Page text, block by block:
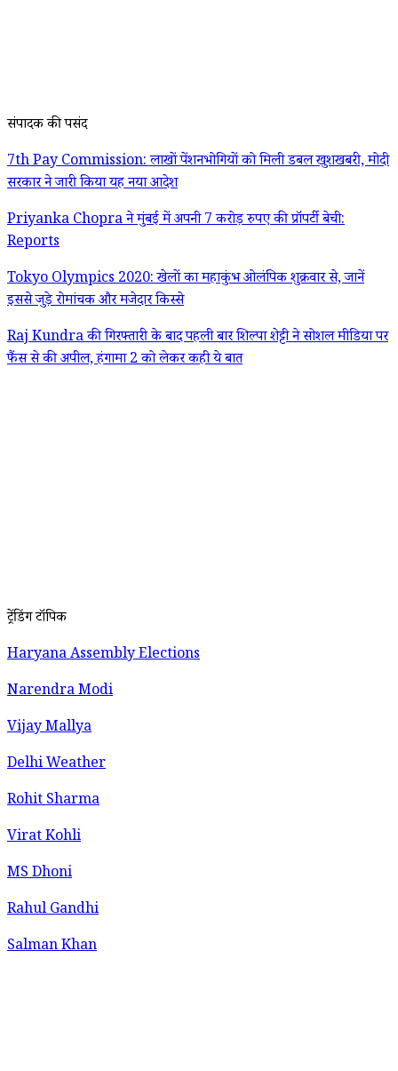
संपादक की पसंद
7th Pay Commission: लाखों पेंशनभोगियों को मिली डबल खुशखबरी, मोदी
सरकार ने जारी किया यह नया आदेश
Priyanka Chopra ने मुंबई में अपनी 7 करोड़ रुपए की प्रॉपर्टी बेची:
Reports
Tokyo Olympics 2020: खेलों का महाकुंभ ओलंपिक शुक्रवार से, जानें
इससे जुड़े रोमांचक और मजेदार किस्से
Raj Kundra की गिरफ्तारी के बाद पहली बार शिल्पा शेट्टी ने सोशल मीडिया पर
फैंस से की अपील, हंगामा 2 को लेकर कही ये बात
ट्रेंडिंग टॉपिक
Haryana Assembly Elections
Narendra Modi
Vijay Mallya
Delhi Weather
Rohit Sharma
Virat Kohli
MS Dhoni
Rahul Gandhi
Salman Khan